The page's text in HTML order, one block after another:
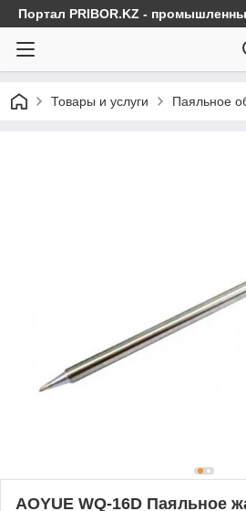
Портал PRIBOR.KZ -
Товары и услуги Паяльное
AOYUE WQ-16D Паяльное